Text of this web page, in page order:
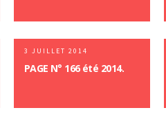
3 JUILLET 2014
PAGE N° 166 été 2014.